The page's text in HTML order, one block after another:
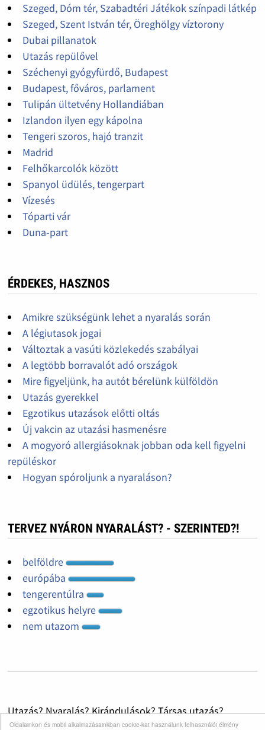
Oldalainkon és mobil alkalmazásainkban cookie-kat használunk felhasználói élmény
Szeged, Dóm tér, Szabadtéri Játékok színpadi látkép
Szeged, Szent István tér, Öreghölgy víztorony
Dubai pillanatok
Utazás repülővel
Széchenyi gyógyfürdő, Budapest
Budapest, főváros, parlament
Tulipán ültetvény Hollandiában
Izlandon ilyen egy kápolna
Tengeri szoros, hajó tranzit
Madrid
Felhőkarcolók között
Spanyol üdülés, tengerpart
Vízesés
Tóparti vár
Duna-part
ÉRDEKES, HASZNOS
Amikre szükségünk lehet a nyaralás során
A légiutasok jogai
Változtak a vasúti közlekedés szabályai
A legtöbb borravalót adó országok
Mire figyeljünk, ha autót bérelünk külföldön
Utazás gyerekkel
Egzotikus utazások előtti oltás
Új vakcin az utazási hasmenésre
A mogyoró allergiásoknak jobban oda kell figyelni
repüléskor
Hogyan spóroljunk a nyaraláson?
TERVEZ NYÁRON NYARALÁST? - SZERINTED?!
belföldre
európába
tengerentúlra
egzotikus helyre
nem utazom
Utazás? Nyaralás? Kirándulások? Társas utazás?
Szállásfoglakás?Belföldi utazási ajánlatok? Külföldi